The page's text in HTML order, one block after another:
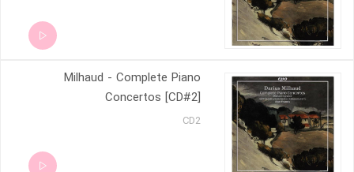
Milhaud - Complete Piano
Concertos [CD#2]
CD2